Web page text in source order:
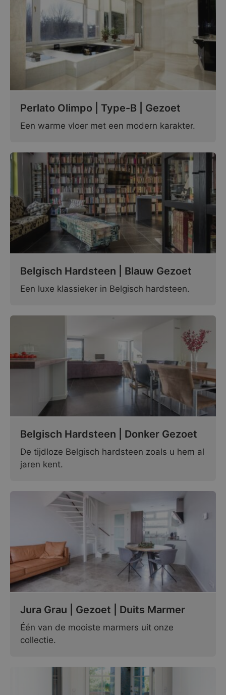
Perlato Olimpo | Type-B | Gezoet
Een warme vloer met een modern karakter.
Belgisch Hardsteen | Blauw Gezoet
Een luxe klassieker in Belgisch hardsteen.
Belgisch Hardsteen | Donker Gezoet
De tijdloze Belgisch hardsteen zoals u hem al
jaren kent.
Jura Grau | Gezoet | Duits Marmer
Één van de mooiste marmers uit onze
collectie.